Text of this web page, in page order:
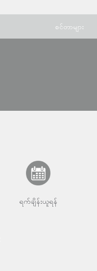
စင်တာများ
ရက်ချိန်းယူရန်